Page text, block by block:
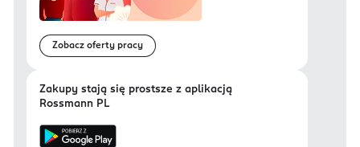
Zobacz oferty pracy
Zakupy stają się prostsze z aplikacją
Rossmann PL